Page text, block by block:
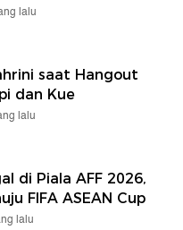
lalu
saat Hangout
dan Kue
lalu
di Piala AFF 2026,
FIFA ASEAN Cup
lalu